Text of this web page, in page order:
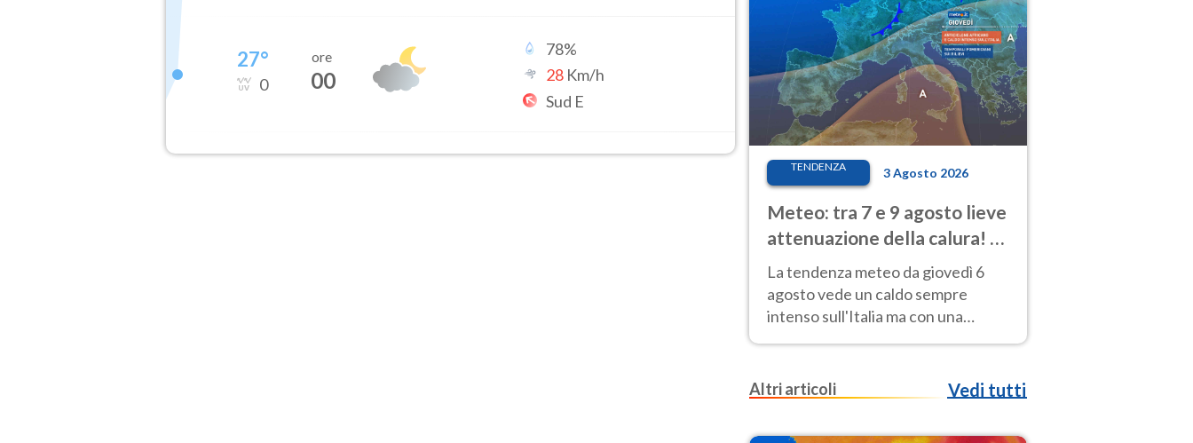
27°
0
ore
00
78%
28 Km/h
Sud E
TENDENZA 3 Agosto 2026
Meteo: tra 7 e 9 agosto lieve
attenuazione della calura! Al
Nord rischio temporali
La tendenza meteo da giovedì 6
agosto vede un caldo sempre
intenso sull'Italia ma con una
parziale e lieve attenuazione tra il 7
Altri articoli
Vedi tutti